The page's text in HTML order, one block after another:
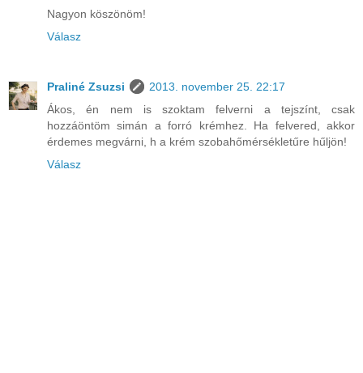
Nagyon köszönöm!
Válasz
Praliné Zsuzsi
2013. november 25. 22:17
Ákos, én nem is szoktam felverni a tejszínt, csak
hozzáöntöm simán a forró krémhez. Ha felvered, akkor
érdemes megvárni, h a krém szobahőmérsékletűre hűljön!
Válasz